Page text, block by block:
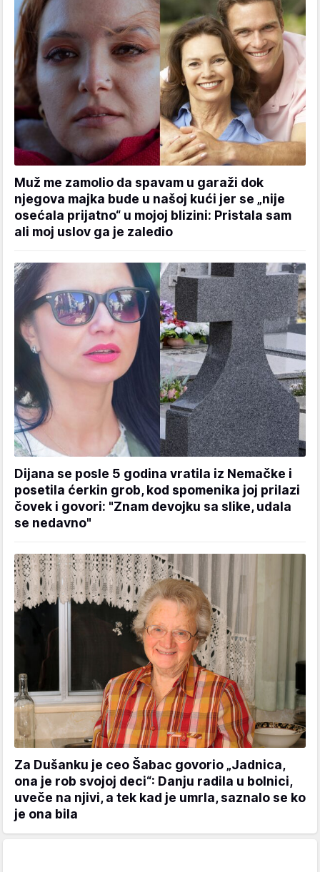
Muž me zamolio da spavam u garaži dok
njegova majka bude u našoj kući jer se „nije
osećala prijatno“ u mojoj blizini: Pristala sam
ali moj uslov ga je zaledio
Dijana se posle 5 godina vratila iz Nemačke i
posetila ćerkin grob, kod spomenika joj prilazi
čovek i govori: "Znam devojku sa slike, udala
se nedavno"
Za Dušanku je ceo Šabac govorio „Jadnica,
ona je rob svojoj deci“: Danju radila u bolnici,
uveče na njivi, a tek kad je umrla, saznalo se ko
je ona bila